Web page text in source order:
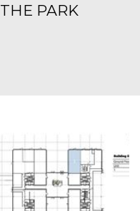
THE PARK